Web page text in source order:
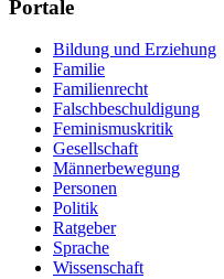
Portale
Bildung und Erziehung
Familie
Familienrecht
Falschbeschuldigung
Feminismuskritik
Gesellschaft
Männerbewegung
Personen
Politik
Ratgeber
Sprache
Wissenschaft